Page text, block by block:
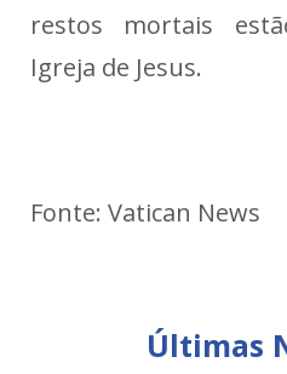
restos mortais
Igreja de Jesus.
Fonte: Vatican News
Últimas